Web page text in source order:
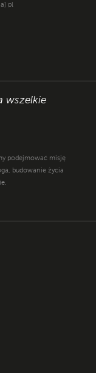
pl
wszelkie
podejmować misję
budowanie życia